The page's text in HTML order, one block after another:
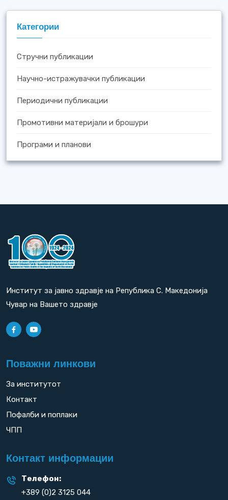
Категории
Стручни публикации
Научно-истражувачки публикации
Периодични публикации
Промотивни материјали и брошури
Програми и планови
Институт за јавно здравје на Република С. Македонија
Чувар на Вашето здравје
Поважни линкови
За институтот
Контакт
Пофалби и поплаки
ЧПП
Контакт информации
Телефон:
+389 (0)2 3125 044